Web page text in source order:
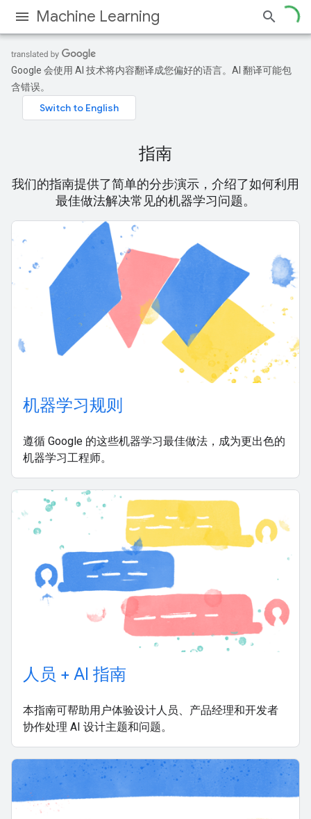
Machine Learning
Google 会使用 AI 技术将内容翻译成您偏好的语言。AI 翻译可能包
含错误。
指南
我们的指南提供了简单的分步演示，介绍了如何利用
最佳做法解决常见的机器学习问题。
机器学习规则
遵循 Google 的这些机器学习最佳做法，成为更出色的
机器学习工程师。
人员 + AI 指南
本指南可帮助用户体验设计人员、产品经理和开发者
协作处理 AI 设计主题和问题。